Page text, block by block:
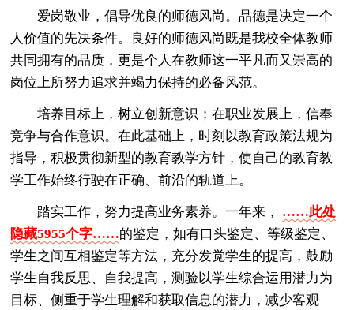
爱岗敬业，倡导优良的师德风尚。品德是决定一个
人价值的先决条件。良好的师德风尚既是我校全体教师
共同拥有的品质，更是个人在教师这一平凡而又崇高的
岗位上所努力追求并竭力保持的必备风范。
培养目标上，树立创新意识；在职业发展上，信奉
竞争与合作意识。在此基础上，时刻以教育政策法规为
指导，积极贯彻新型的教育教学方针，使自己的教育教
学工作始终行驶在正确、前沿的轨道上。
踏实工作，努力提高业务素养。一年来， ……此处
隐藏5955个字……的鉴定，如有口头鉴定、等级鉴定、
学生之间互相鉴定等方法，充分发觉学生的提高，鼓励
学生自我反思、自我提高，测验以学生综合运用潜力为
目标、侧重于学生理解和获取信息的潜力，减少客观